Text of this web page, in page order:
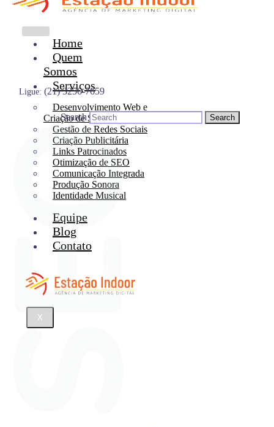
Home
Quem
Somos
Serviços
Desenvolvimento Web e
Criação de Site
Gestão de Redes Sociais
Criação Publicitária
Links Patrocinados
Otimização de SEO
Comunicação Integrada
Produção Sonora
Identidade Musical
Equipe
Blog
Contato
X
Ligue: (21) 3256-7659
Search